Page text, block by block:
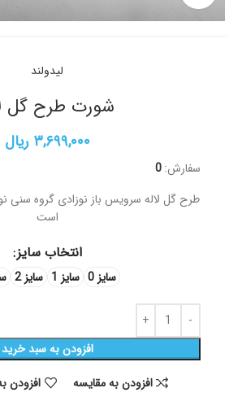
لیدولند
شورت طرح گل
۳,۶۹۹,۰۰۰ ریال
سفارش:0
طرح گل لاله سرویس باز نوزادی گروه سنی
است
انتخاب سایز
سایز 0 سایز 1 سایز 2
افزودن به سبد خرید
افزودن به مقایسه
افزودن